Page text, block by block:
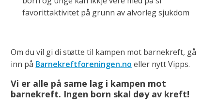
favorittaktivitet på grunn av alvorleg sjukdom
Om du vil gi di støtte til kampen mot barnekreft, gå
inn på Barnekreftforeningen.no eller nytt Vipps.
Vi er alle på same lag i kampen mot
barnekreft. Ingen born skal døy av kreft!